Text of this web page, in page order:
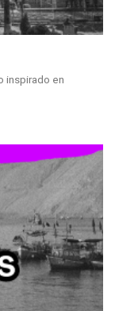
inspirado en